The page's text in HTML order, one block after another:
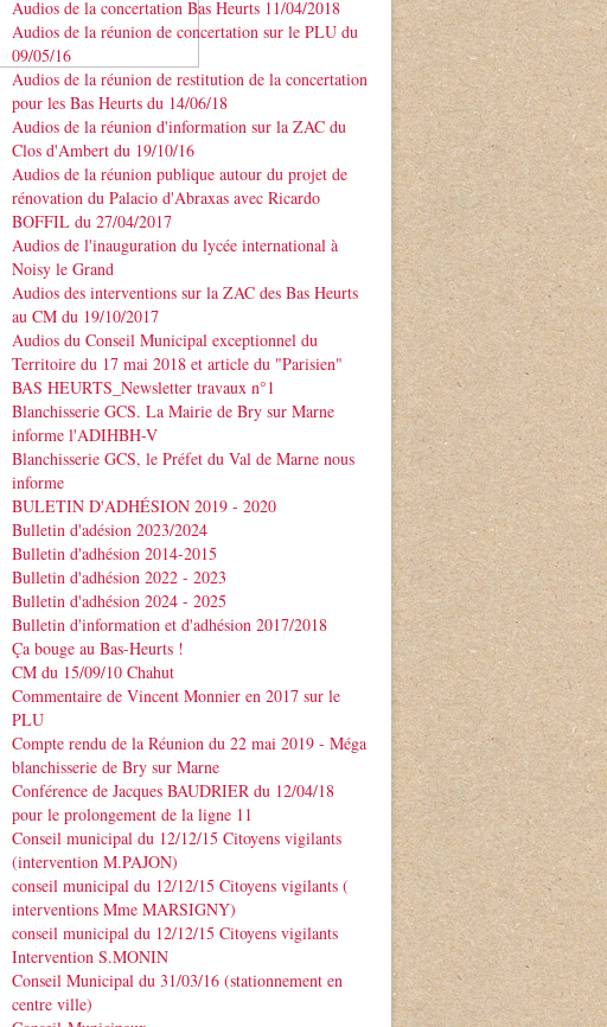
Audios de la concertation Bas Heurts 11/04/2018
Audios de la réunion de concertation sur le PLU du
09/05/16
Audios de la réunion de restitution de la concertation
pour les Bas Heurts du 14/06/18
Audios de la réunion d'information sur la ZAC du
Clos d'Ambert du 19/10/16
Audios de la réunion publique autour du projet de
rénovation du Palacio d'Abraxas avec Ricardo
BOFFIL du 27/04/2017
Audios de l'inauguration du lycée international à
Noisy le Grand
Audios des interventions sur la ZAC des Bas Heurts
au CM du 19/10/2017
Audios du Conseil Municipal exceptionnel du
Territoire du 17 mai 2018 et article du "Parisien"
BAS HEURTS_Newsletter travaux n°1
Blanchisserie GCS. La Mairie de Bry sur Marne
informe l'ADIHBH-V
Blanchisserie GCS, le Préfet du Val de Marne nous
informe
BULETIN D'ADHÉSION 2019 - 2020
Bulletin d'adésion 2023/2024
Bulletin d'adhésion 2014-2015
Bulletin d'adhésion 2022 - 2023
Bulletin d'adhésion 2024 - 2025
Bulletin d'information et d'adhésion 2017/2018
Ça bouge au Bas-Heurts !
CM du 15/09/10 Chahut
Commentaire de Vincent Monnier en 2017 sur le
PLU
Compte rendu de la Réunion du 22 mai 2019 - Méga
blanchisserie de Bry sur Marne
Conférence de Jacques BAUDRIER du 12/04/18
pour le prolongement de la ligne 11
Conseil municipal du 12/12/15 Citoyens vigilants
(intervention M.PAJON)
conseil municipal du 12/12/15 Citoyens vigilants (
interventions Mme MARSIGNY)
conseil municipal du 12/12/15 Citoyens vigilants
Intervention S.MONIN
Conseil Municipal du 31/03/16 (stationnement en
centre ville)